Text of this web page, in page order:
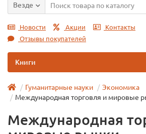
Везде
Новости Акции
Контакты
Отзывы покупателей
Книги
Гуманитарные науки
Экономика
Международная торговля и мировые
Международная